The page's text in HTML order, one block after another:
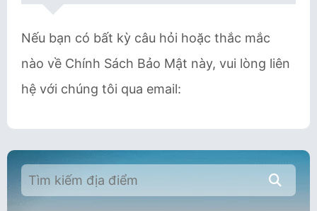
Nếu bạn có bất kỳ câu hỏi hoặc thắc mắc
nào về Chính Sách Bảo Mật này, vui lòng liên
hệ với chúng tôi qua email: